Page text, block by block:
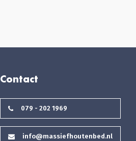
Contact
079 - 202 1969
info@massiefhoutenbed.nl